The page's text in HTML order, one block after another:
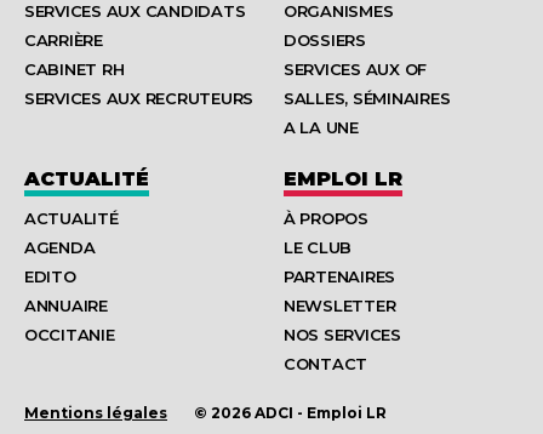
SERVICES AUX CANDIDATS
CARRIÈRE
CABINET RH
SERVICES AUX RECRUTEURS
ORGANISMES
DOSSIERS
SERVICES AUX OF
SALLES, SÉMINAIRES
A LA UNE
ACTUALITÉ
ACTUALITÉ
AGENDA
EDITO
ANNUAIRE
OCCITANIE
EMPLOI LR
À PROPOS
LE CLUB
PARTENAIRES
NEWSLETTER
NOS SERVICES
CONTACT
Mentions légales © 2026 ADCI - Emploi LR